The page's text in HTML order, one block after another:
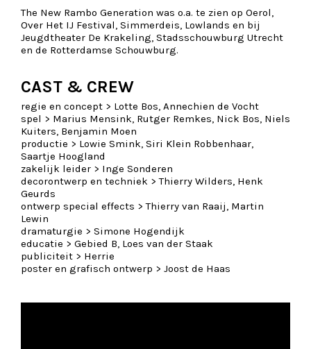
The New Rambo Generation was o.a. te zien op Oerol,
Over Het IJ Festival, Simmerdeis, Lowlands en bij
Jeugdtheater De Krakeling, Stadsschouwburg Utrecht
en de Rotterdamse Schouwburg.
CAST & CREW
regie en concept > Lotte Bos, Annechien de Vocht
spel > Marius Mensink, Rutger Remkes, Nick Bos, Niels
Kuiters, Benjamin Moen
productie > Lowie Smink, Siri Klein Robbenhaar,
Saartje Hoogland
zakelijk leider > Inge Sonderen
decorontwerp en techniek >Thierry Wilders, Henk
Geurds
ontwerp special effects >Thierry van Raaij, Martin
Lewin
dramaturgie > Simone Hogendijk
educatie > Gebied B, Loes van der Staak
publiciteit > Herrie
poster en grafisch ontwerp > Joost de Haas